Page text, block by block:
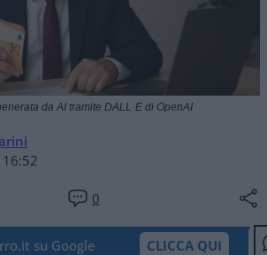
0
da AI tramite DALL·E di OpenAI
su Google CLICCA QUI